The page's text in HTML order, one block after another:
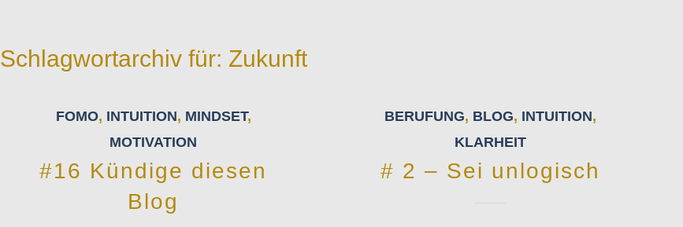
Schlagwortarchiv für: Zukunft
FOMO, INTUITION, MINDSET,
MOTIVATION
#16 Kündige diesen
Blog
BERUFUNG, BLOG, INTUITION,
KLARHEIT
# 2 – Sei unlogisch